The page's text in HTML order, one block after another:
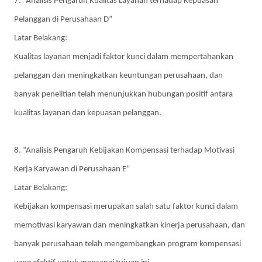
Pelanggan di Perusahaan D”
Latar Belakang:
Kualitas layanan menjadi faktor kunci dalam mempertahankan
pelanggan dan meningkatkan keuntungan perusahaan, dan
banyak penelitian telah menunjukkan hubungan positif antara
kualitas layanan dan kepuasan pelanggan.
8. “Analisis Pengaruh Kebijakan Kompensasi terhadap Motivasi
Kerja Karyawan di Perusahaan E”
Latar Belakang:
Kebijakan kompensasi merupakan salah satu faktor kunci dalam
memotivasi karyawan dan meningkatkan kinerja perusahaan, dan
banyak perusahaan telah mengembangkan program kompensasi